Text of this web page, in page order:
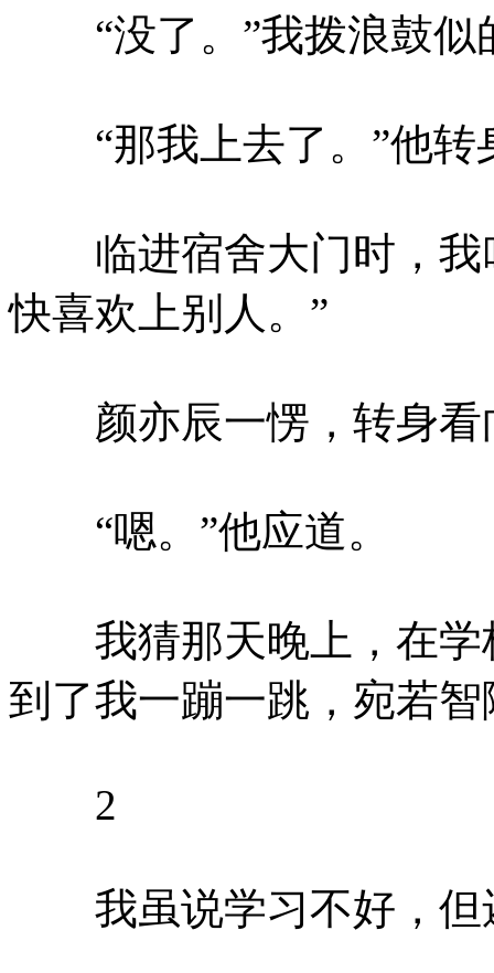
“没了。”我拨浪鼓似
“那我上去了。”他转
临进宿舍大门时，我
快喜欢上别人。”
颜亦辰一愣，转身看
“嗯。”他应道。
我猜那天晚上，在学
到了我一蹦一跳，宛若智
2
我虽说学习不好，但